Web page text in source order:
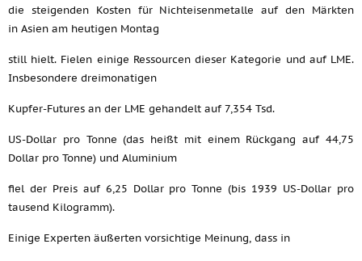
die steigenden Kosten für Nichteisenmetalle auf den Märkten
in Asien am heutigen Montag
still hielt. Fielen einige Ressourcen dieser Kategorie und auf LME.
Insbesondere dreimonatigen
Kupfer-Futures an der LME gehandelt auf 7,354 Tsd.
US-Dollar pro Tonne (das heißt mit einem Rückgang auf 44,75
Dollar pro Tonne) und Aluminium
fiel der Preis auf 6,25 Dollar pro Tonne (bis 1939 US-Dollar pro
tausend Kilogramm).
Einige Experten äußerten vorsichtige Meinung, dass in